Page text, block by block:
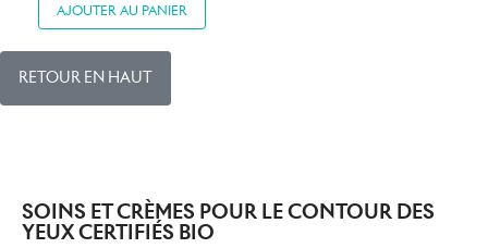
AJOUTER AU PANIER
RETOUR EN HAUT
SOINS ET CRÈMES POUR LE CONTOUR DES
YEUX CERTIFIÉS BIO